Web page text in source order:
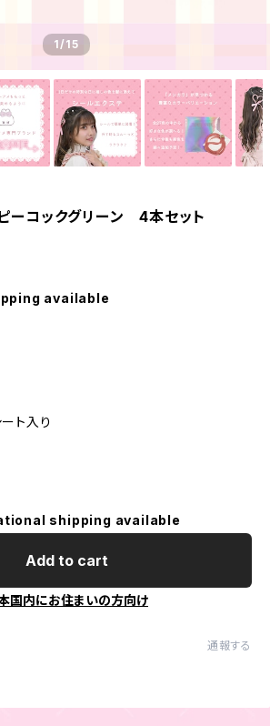
1/15
ーコックグリーン 4本セット
available
ト入り
shipping available
Add to cart
国内にお住まいの方向け
通報する